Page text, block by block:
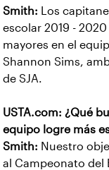
Smith:
Los
escolar 2019 -
mayores en el
Shannon Sims,
de SJA.
USTA.com: ¿Qué
equipo logre más
Smith: Nuestro
al Campeonato del